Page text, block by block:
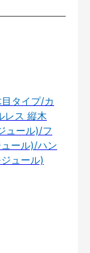
タイプ/カ
レス 縦木
ュール)/フ
ール)/ハン
ュール)